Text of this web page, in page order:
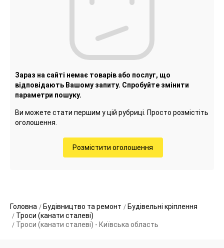
Зараз на сайті немає товарів або послуг, що
відповідають Вашому запиту. Спробуйте змінити
параметри пошуку.
Ви можете стати першим у цій рубриці. Просто розмістіть
оголошення.
Розмістити оголошення
Головна Будівництво та ремонт
Будівельні кріплення
Троси (канати сталеві)
Троси (канати сталеві) - Київська область